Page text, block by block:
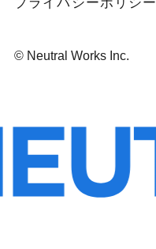
© Neutral Works Inc.